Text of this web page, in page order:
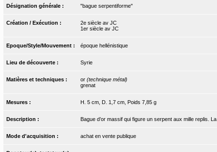
Désignation générale : "bague serpentiforme"
Création / Exécution :
2e siècle av JC
1er siècle av JC
Epoque/Style/Mouvement : époque hellénistique
Lieu de découverte : Syrie
Matières et techniques : or (technique métal)
grenat
Mesures : H. 5 cm, D. 1,7 cm, Poids 7,85 g
Description : Bague d’or massif qui figure un serpent aux mille replis.
Mode d'acquisition : achat en vente publique